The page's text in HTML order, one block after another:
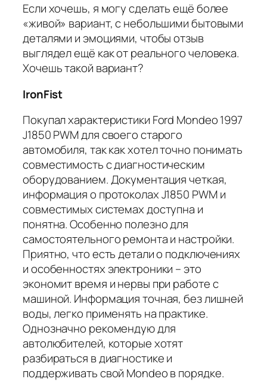
Если хочешь, я могу сделать ещё более
«живой» вариант, с небольшими бытовыми
деталями и эмоциями, чтобы отзыв
выглядел ещё как от реального человека.
Хочешь такой вариант?
IronFist
Покупал характеристики Ford Mondeo 1997
J1850 PWM для своего старого
автомобиля, так как хотел точно понимать
совместимость с диагностическим
оборудованием. Документация четкая,
информация о протоколах J1850 PWM и
совместимых системах доступна и
понятна. Особенно полезно для
самостоятельного ремонта и настройки.
Приятно, что есть детали о подключениях
и особенностях электроники – это
экономит время и нервы при работе с
машиной. Информация точная, без лишней
воды, легко применять на практике.
Однозначно рекомендую для
автолюбителей, которые хотят
разбираться в диагностике и
поддерживать свой Mondeo в порядке.